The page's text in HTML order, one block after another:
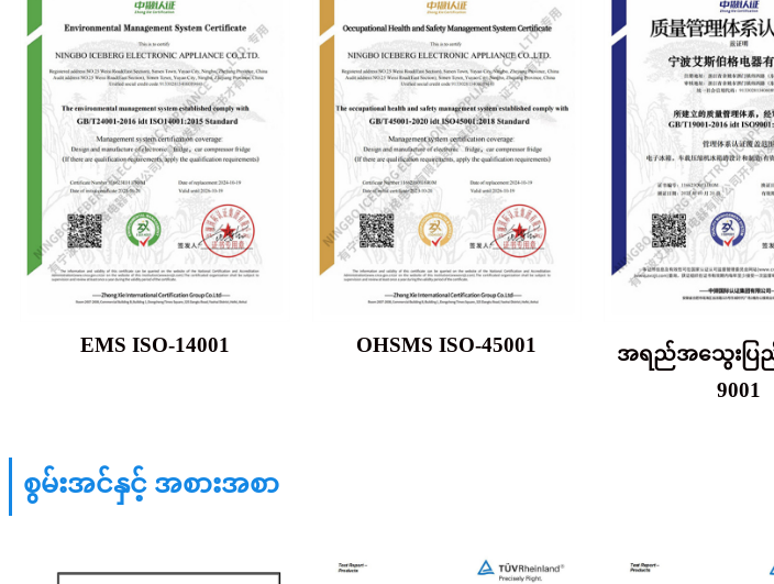
EMS ISO-14001 OHSMS ISO-45001
အရည်အသွေးပြည့်
9001
စွမ်းအင်နှင့် အစားအစာ